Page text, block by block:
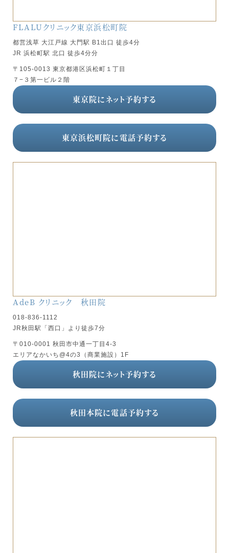
FLALUクリニック東京浜松町院
都営浅草 大江戸線 大門駅 B1出口 徒歩4分
JR 浜松町駅 北口 徒歩4分分
〒105-0013 東京都港区浜松町１丁目
７−３第一ビル２階
東京院にネット予約する
東京浜松町院に電話予約する
AdeB クリニック 秋田院
018-836-1112
JR秋田駅「西口」より徒歩7分
〒010-0001 秋田市中通一丁目4-3
エリアなかいち@4の3（商業施設）1F
秋田院にネット予約する
秋田本院に電話予約する